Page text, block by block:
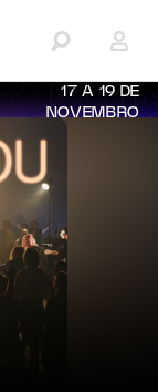
17 A 19 DE
NOVEMBRO